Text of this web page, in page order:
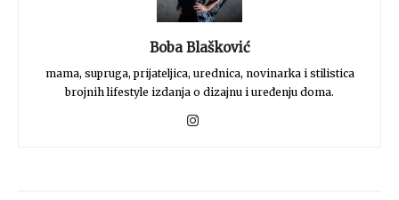
Boba Blašković
mama, supruga, prijateljica, urednica, novinarka i stilistica
brojnih lifestyle izdanja o dizajnu i uređenju doma.